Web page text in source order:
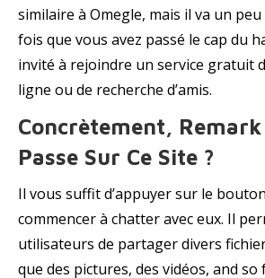
similaire à Omegle, mais il va un
fois que vous avez passé le cap du
invité à rejoindre un service gratuit
ligne ou de recherche d’amis.
Concrètement, Remark
Passe Sur Ce Site ?
Il vous suffit d’appuyer sur le
commencer à chatter avec eux. Il
utilisateurs de partager divers
que des pictures, des vidéos, and so